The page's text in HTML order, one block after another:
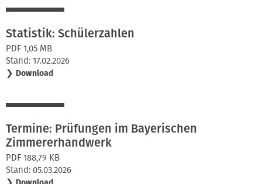
Statistik: Schülerzahlen
PDF 1,05 MB
Stand: 17.02.2026
❯ Download
Termine: Prüfungen im Bayerischen
Zimmererhandwerk
PDF 188,79 KB
Stand: 05.03.2026